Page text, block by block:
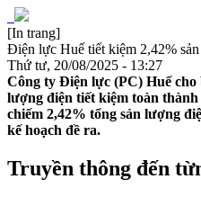
[In trang]
Điện lực Huế tiết kiệm 2,42%
Thứ tư, 20/08/2025 - 13:27
Công ty Điện lực (PC) Huế cho
lượng điện tiết kiệm toàn
chiếm 2,42% tổng sản lượng
kế hoạch đề ra.
Truyền thông đến